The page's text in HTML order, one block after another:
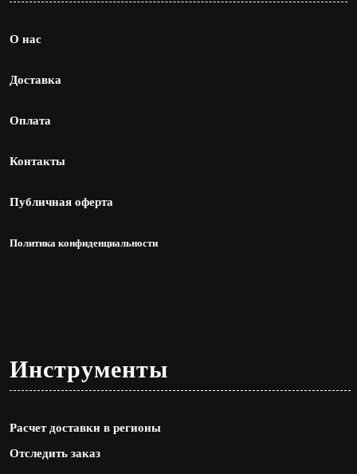
О нас
Доставка
Оплата
Контакты
Публичная оферта
Политика конфиденциальности
Инструменты
Расчет доставки в регионы
Отследить заказ